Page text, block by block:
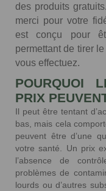
des produits
merci pour votre
est conçu pour
permettant de tirer
vous effectuez.
POURQUOI
PRIX
Il peut être tentant
bas, mais cela
peuvent être d’une
votre santé. Un prix
l’absence de
problèmes de
lourds ou d’autres